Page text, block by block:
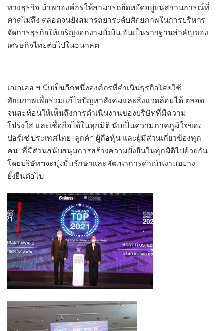
ทางธุรกิจ นำพาองค์กรให้สามารถยืดหยัดอยู่บนสถานการณ์ที่
คาดไม่ถึง ตลอดจนยังสมารถยกระดับศักยภาพในการบริหาร
จัดการธุรกิจให้เจริญงอกงามยั่งยืน อันเป็นรากฐานสำคัญของ
เศรษกิจไทยต่อไปในอนาคต
เอเอเอส ฯ นับเป็นอีกหนึ่งองค์กรที่ดำเนินธุรกิจโดยใช้
ศักยภาพเพื่อร่วมแก้ไขปัญหาสังคมและสิ่งแวดล้อมได้ ตลอด
จนสะท้อนให้เห็นถึงการดำเนินงานของบริษัทที่มีความ
โปร่งใส และเชื่อถือได้ในทุกมิติ นับเป็นความภาคภูมิใจของ
ปอร์เช่ ประเทศไทย ลูกค้า ผู้ถือหุ้น และผู้มีส่วนเกี่ยวข้องทุก
คน ที่มีส่วนสนับสนุนการสร้างความยั่งยืนในทุกมิติไปด้วยกัน
โดยบริษัทฯจะมุ่งมั่นรักษาและพัฒนาการดำเนินงานอย่าง
ยั่งยืนต่อไป